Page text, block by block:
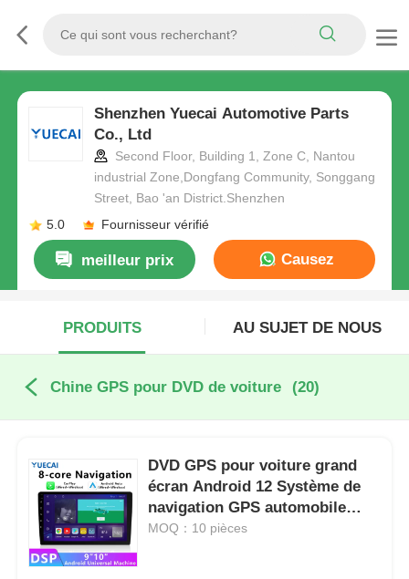
Shenzhen Yuecai Automotive Parts
Co., Ltd
Second Floor, Building 1, Zone C, Nantou
industrial Zone,Dongfang Community, Songgang
Street, Bao 'an District.Shenzhen
5.0
Fournisseur vérifié
meilleur prix Causez
PRODUITS
AU SUJET DE NOUS
Chine GPS pour DVD de voiture (20)
DVD GPS pour voiture grand
écran Android 12 Système de
navigation GPS automobile
2000*1200
MOQ：10 pièces